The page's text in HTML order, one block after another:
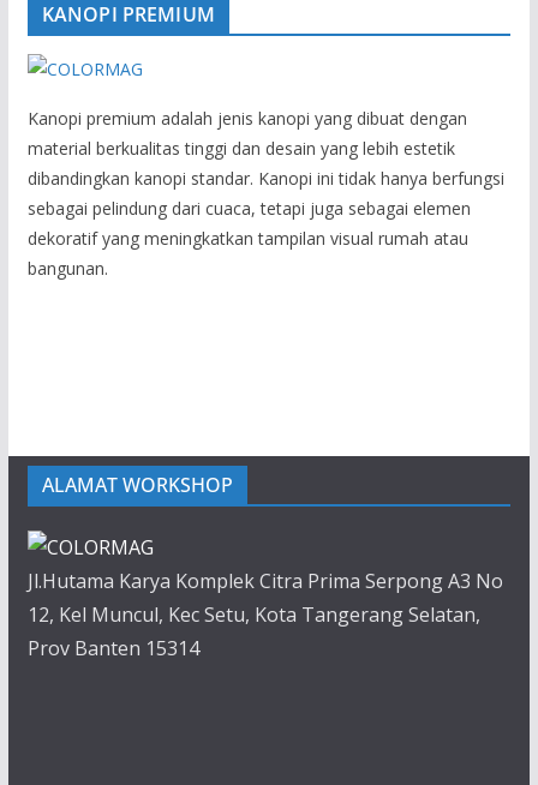
KANOPI PREMIUM
Kanopi premium adalah jenis kanopi yang dibuat dengan
material berkualitas tinggi dan desain yang lebih estetik
dibandingkan kanopi standar. Kanopi ini tidak hanya berfungsi
sebagai pelindung dari cuaca, tetapi juga sebagai elemen
dekoratif yang meningkatkan tampilan visual rumah atau
bangunan.
ALAMAT WORKSHOP
Jl.Hutama Karya Komplek Citra Prima Serpong A3 No
12, Kel Muncul, Kec Setu, Kota Tangerang Selatan,
Prov Banten 15314